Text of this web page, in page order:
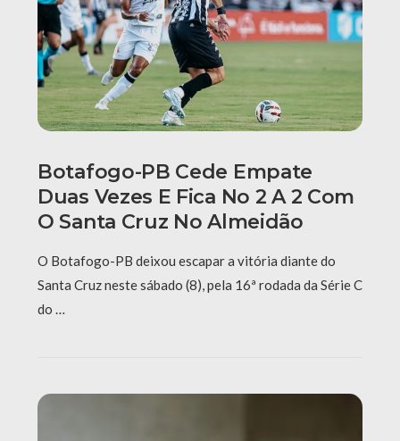
Botafogo-PB Cede Empate
Duas Vezes E Fica No 2 A 2 Com
O Santa Cruz No Almeidão
O Botafogo-PB deixou escapar a vitória diante do
Santa Cruz neste sábado (8), pela 16ª rodada da Série C
do …